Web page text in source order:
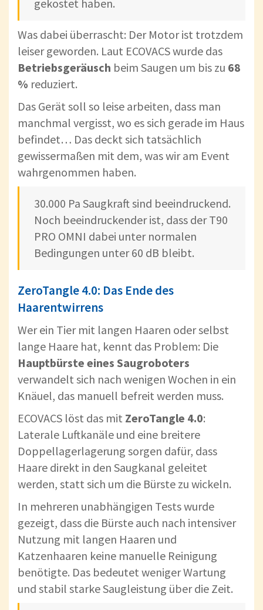
gekostet haben.
Was dabei überrascht: Der Motor ist trotzdem
leiser geworden. Laut ECOVACS wurde das
Betriebsgeräusch beim Saugen um bis zu 68
% reduziert.
Das Gerät soll so leise arbeiten, dass man
manchmal vergisst, wo es sich gerade im Haus
befindet… Das deckt sich tatsächlich
gewissermaßen mit dem, was wir am Event
wahrgenommen haben.
30.000 Pa Saugkraft sind beeindruckend.
Noch beeindruckender ist, dass der T90
PRO OMNI dabei unter normalen
Bedingungen unter 60 dB bleibt.
ZeroTangle 4.0: Das Ende des
Haarentwirrens
Wer ein Tier mit langen Haaren oder selbst
lange Haare hat, kennt das Problem: Die
Hauptbürste eines Saugroboters
verwandelt sich nach wenigen Wochen in ein
Knäuel, das manuell befreit werden muss.
ECOVACS löst das mit ZeroTangle 4.0:
Laterale Luftkanäle und eine breitere
Doppellagerlagerung sorgen dafür, dass
Haare direkt in den Saugkanal geleitet
werden, statt sich um die Bürste zu wickeln.
In mehreren unabhängigen Tests wurde
gezeigt, dass die Bürste auch nach intensiver
Nutzung mit langen Haaren und
Katzenhaaren keine manuelle Reinigung
benötigte. Das bedeutet weniger Wartung
und stabil starke Saugleistung über die Zeit.